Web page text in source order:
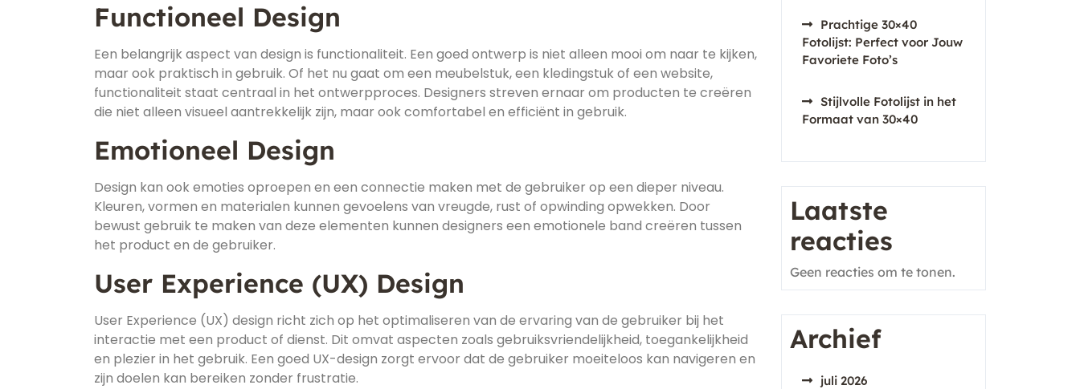
Functioneel Design
Een belangrijk aspect van design is functionaliteit. Een goed ontwerp is niet alleen mooi om naar te kijken,
maar ook praktisch in gebruik. Of het nu gaat om een meubelstuk, een kledingstuk of een website,
functionaliteit staat centraal in het ontwerpproces. Designers streven ernaar om producten te creëren
die niet alleen visueel aantrekkelijk zijn, maar ook comfortabel en efficiënt in gebruik.
Emotioneel Design
Design kan ook emoties oproepen en een connectie maken met de gebruiker op een dieper niveau.
Kleuren, vormen en materialen kunnen gevoelens van vreugde, rust of opwinding opwekken. Door
bewust gebruik te maken van deze elementen kunnen designers een emotionele band creëren tussen
het product en de gebruiker.
User Experience (UX) Design
User Experience (UX) design richt zich op het optimaliseren van de ervaring van de gebruiker bij het
interactie met een product of dienst. Dit omvat aspecten zoals gebruiksvriendelijkheid, toegankelijkheid
en plezier in het gebruik. Een goed UX-design zorgt ervoor dat de gebruiker moeiteloos kan navigeren en
zijn doelen kan bereiken zonder frustratie.
Prachtige 30×40
Fotolijst: Perfect voor Jouw
Favoriete Foto’s
Stijlvolle Fotolijst in het
Formaat van 30×40
Laatste
reacties
Geen reacties om te tonen.
Archief
juli 2026